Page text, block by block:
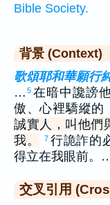
Bible Society.
背景 (Context)
歌頌耶和華願行
… 5 在暗中讒謗
傲、心裡驕縱的
誠實人，叫他們
我。
7 行詭詐的
得立在我眼前。
交叉引用